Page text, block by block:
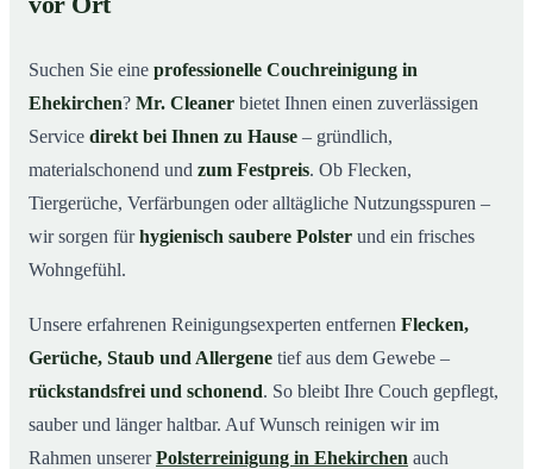
04 So läuft Ihre Couchreinigung in Ehekirchen ab
Couchreinigung in Ehekirchen & Umgebung
So wird Ihre Couch in Ehekirchen gründlich gereinigt
Suchen Sie eine professionelle Couchreinigung in
Ehekirchen? Mr. Cleaner bietet Ihnen einen zuverlässigen
Service direkt bei Ihnen zu Hause – gründlich,
materialschonend und zum Festpreis. Ob Flecken,
Tiergerüche, Verfärbungen oder alltägliche Nutzungsspuren –
wir sorgen fürhygienisch saubere Polster und ein frisches
Wohngefühl.
Unsere erfahrenen Reinigungsexperten entfernen Flecken,
Gerüche, Staub und Allergene tief aus dem Gewebe –
rückstandsfrei und schonend. So bleibt Ihre Couch gepflegt,
sauber und länger haltbar. Auf Wunsch reinigen wir im
Rahmen unsererPolsterreinigung in Ehekirchen auch